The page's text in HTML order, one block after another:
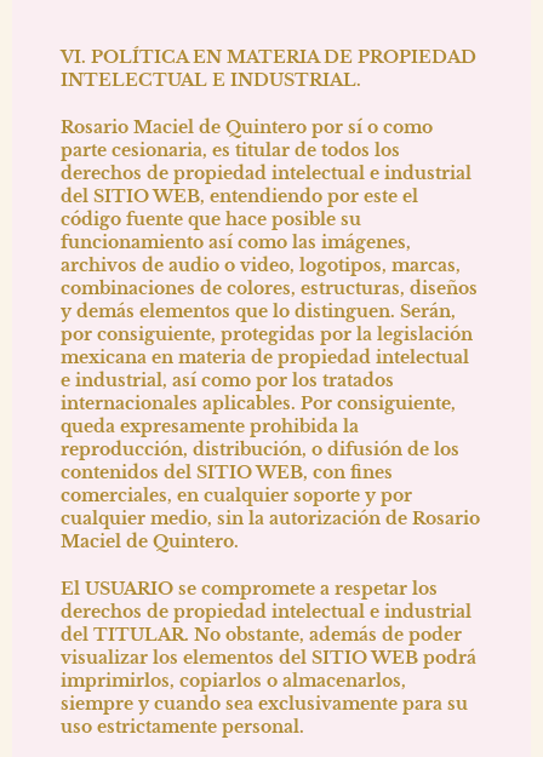
VI. POLÍTICA EN MATERIA DE PROPIEDAD
INTELECTUAL E INDUSTRIAL.
Rosario Maciel de Quintero por sí o como
parte cesionaria, es titular de todos los
derechos de propiedad intelectual e industrial
del SITIO WEB, entendiendo por este el
código fuente que hace posible su
funcionamiento así como las imágenes,
archivos de audio o video, logotipos, marcas,
combinaciones de colores, estructuras, diseños
y demás elementos que lo distinguen. Serán,
por consiguiente, protegidas por la legislación
mexicana en materia de propiedad intelectual
e industrial, así como por los tratados
internacionales aplicables. Por consiguiente,
queda expresamente prohibida la
reproducción, distribución, o difusión de los
contenidos del SITIO WEB, con fines
comerciales, en cualquier soporte y por
cualquier medio, sin la autorización de Rosario
Maciel de Quintero.
El USUARIO se compromete a respetar los
derechos de propiedad intelectual e industrial
del TITULAR. No obstante, además de poder
visualizar los elementos del SITIO WEB podrá
imprimirlos, copiarlos o almacenarlos,
siempre y cuando sea exclusivamente para su
uso estrictamente personal.